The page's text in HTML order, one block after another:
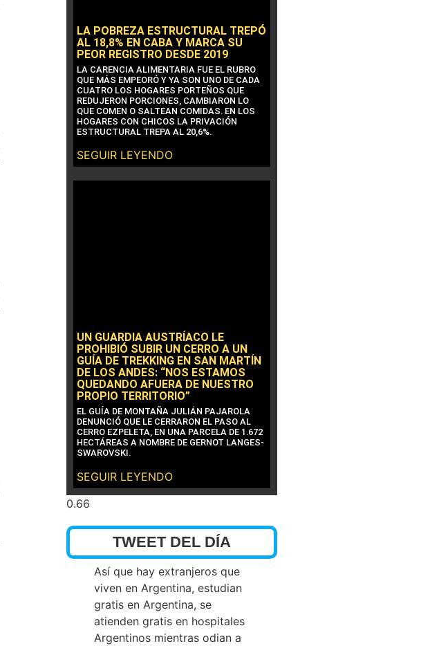
LA POBREZA ESTRUCTURAL TREPÓ
AL 18,8% EN CABA Y MARCA SU
PEOR REGISTRO DESDE 2019
LA CARENCIA ALIMENTARIA FUE EL RUBRO
QUE MÁS EMPEORÓ Y YA SON UNO DE CADA
CUATRO LOS HOGARES PORTEÑOS QUE
REDUJERON PORCIONES, CAMBIARON LO
QUE COMEN O SALTEAN COMIDAS. EN LOS
HOGARES CON CHICOS LA PRIVACIÓN
ESTRUCTURAL TREPA AL 20,6%.
SEGUIR LEYENDO
UN GUARDIA AUSTRÍACO LE
PROHIBIÓ SUBIR UN CERRO A UN
GUÍA DE TREKKING EN SAN MARTÍN
DE LOS ANDES: “NOS ESTAMOS
QUEDANDO AFUERA DE NUESTRO
PROPIO TERRITORIO”
EL GUÍA DE MONTAÑA JULIÁN PAJAROLA
DENUNCIÓ QUE LE CERRARON EL PASO AL
CERRO EZPELETA, EN UNA PARCELA DE 1.672
HECTÁREAS A NOMBRE DE GERNOT LANGES-
SWAROVSKI.
SEGUIR LEYENDO
TWEET DEL DÍA
Así que hay extranjeros que
viven en Argentina, estudian
gratis en Argentina, se
atienden gratis en hospitales
Argentinos mientras odian a